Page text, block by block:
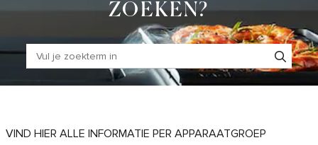
ZOEKEN?
VIND HIER ALLE INFORMATIE PER APPARAATGROEP